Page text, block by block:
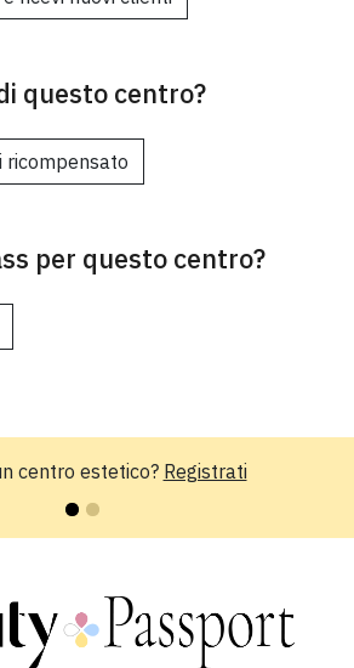
questo centro?
ricompensato
per questo centro?
centro estetico? Registrati